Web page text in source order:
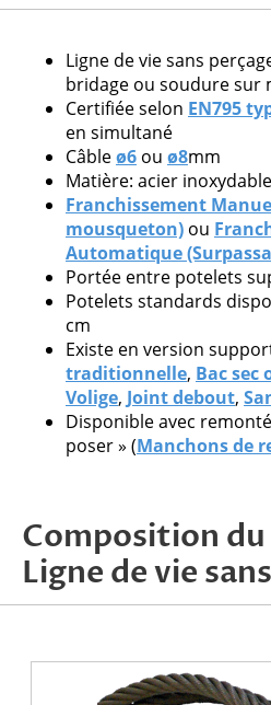
demandes issues de
Veuillez
laisser
champ
vide.
Ligne de vie sans
bridage ou soudure sur
Certifiée selon EN795
en simultané
Câbleø6 ou ø8mm
Matière: acier
Franchissement
mousqueton) ou
Automatique
Portée entre potelets
Potelets standards
cm
Existe en version
traditionnelle, Bac sec
Volige, Joint debout,
Disponible avec
poser » (Manchons de
Composition
Ligne de vie